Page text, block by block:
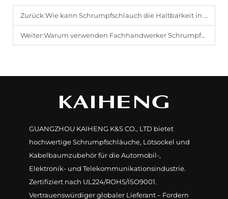
Zurück:Wie kann Schrumpfschlauch die Haltbarkeit in industriellen Verdrahtungssystemen verbessern?
Weiter:Warum verwenden Fachhandwerker Schrumpfschlauch für Anwendungen im Bereich der Kabelbündelung?
GUANGZHOU KAIHENG K&S CO., LTD bietet
hochwertige Schrumpfschläuche, Lötsockel und
Kabelbaumzubehör für die Automobil-,
Elektronik- und Telekommunikationsindustrie.
Zertifiziert nach UL224/ROHS/ISO9001.
Vertrauenswürdiger globaler Lieferant – Fordern